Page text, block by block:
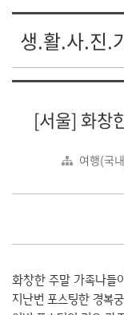
생.활.사.진.
[서울] 화창
여행(국
화창한 주말 가족나들
지난번 포스팅한 경복